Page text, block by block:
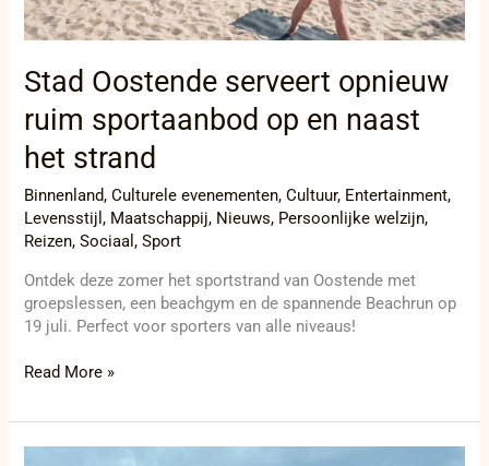
Stad Oostende serveert opnieuw
ruim sportaanbod op en naast
het strand
Binnenland,Culturele evenementen,Cultuur, Entertainment,
Levensstijl, Maatschappij, Nieuws, Persoonlijke welzijn,
Reizen,Sociaal,Sport
Ontdek deze zomer het sportstrand van Oostende met
groepslessen, een beachgym en de spannende Beachrun op
19 juli. Perfect voor sporters van alle niveaus!
naast
het
Read More »